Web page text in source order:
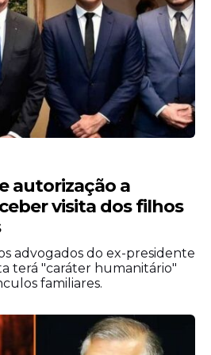
com o projeto. Ele
não investiu
e tampouco recebeu
participação ou
a petição.
afirma que, se tivesse
o fato não
autorização a
visita dos filhos
advogados do ex-presidente
terá "caráter humanitário"
familiares.